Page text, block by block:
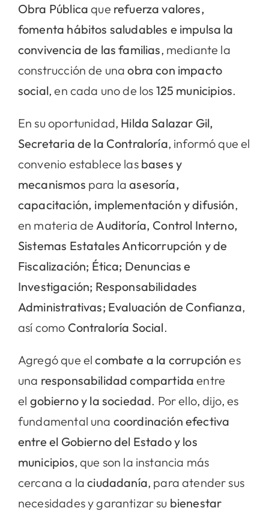
Obra Pública que refuerza valores,
fomenta hábitos saludables e impulsa la
convivencia de las familias, mediante la
construcción de unaobra con impacto
social, en cada uno de los 125 municipios.
En su oportunidad, Hilda Salazar Gil,
Secretaria de la Contraloría, informó que el
convenio establece las bases y
mecanismos para laasesoría,
capacitación, implementación y difusión,
en materia de Auditoría, Control Interno,
Sistemas Estatales Anticorrupción y de
Fiscalización; Ética; Denuncias e
Investigación; Responsabilidades
Administrativas; Evaluación de Confianza,
así como Contraloría Social.
Agregó que elcombate a la corrupción es
una responsabilidad compartida entre
el gobierno y la sociedad. Por ello, dijo, es
fundamental una coordinación efectiva
entre el Gobierno del Estado y los
municipios, que son la instancia más
cercana a laciudadanía, para atender sus
necesidades y garantizar su bienestar